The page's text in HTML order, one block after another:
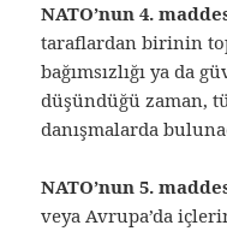
NATO’nun 4.
taraflardan birinin
bağımsızlığı ya da
düşündüğü zaman,
danışmalarda
NATO’nun 5.
veya Avrupa’da